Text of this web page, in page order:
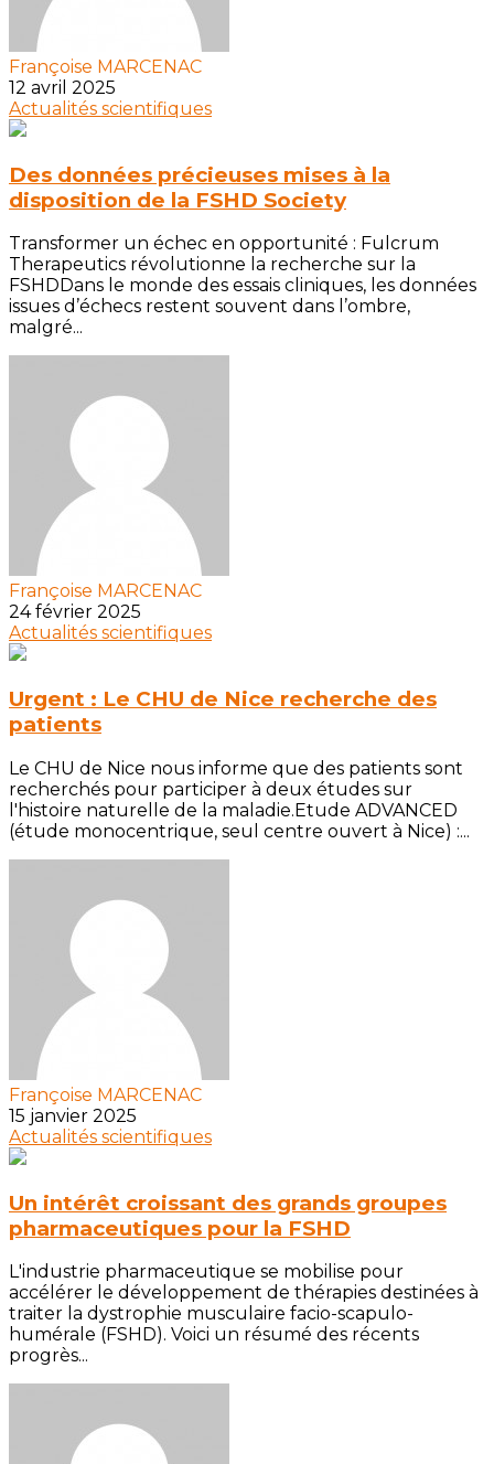
Françoise MARCENAC
12 avril 2025
Actualités scientifiques
Des données précieuses mises à la
disposition de la FSHD Society
Transformer un échec en opportunité : Fulcrum
Therapeutics révolutionne la recherche sur la
FSHDDans le monde des essais cliniques, les données
issues d’échecs restent souvent dans l’ombre,
malgré...
Françoise MARCENAC
24 février 2025
Actualités scientifiques
Urgent : Le CHU de Nice recherche des
patients
Le CHU de Nice nous informe que des patients sont
recherchés pour participer à deux études sur
l'histoire naturelle de la maladie.Etude ADVANCED
(étude monocentrique, seul centre ouvert à Nice) :...
Françoise MARCENAC
15 janvier 2025
Actualités scientifiques
Un intérêt croissant des grands groupes
pharmaceutiques pour la FSHD
L'industrie pharmaceutique se mobilise pour
accélérer le développement de thérapies destinées à
traiter la dystrophie musculaire facio-scapulo-
humérale (FSHD). Voici un résumé des récents
progrès...